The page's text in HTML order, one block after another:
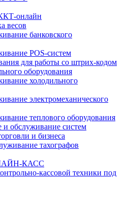
онлайн
весов
банковского
POS-систем
для работы со штрих-кодом
оборудования
холодильного
электромеханического
теплового оборудования
и обслуживание систем
и бизнеса
тахографов
КАСС
кассовой техники под